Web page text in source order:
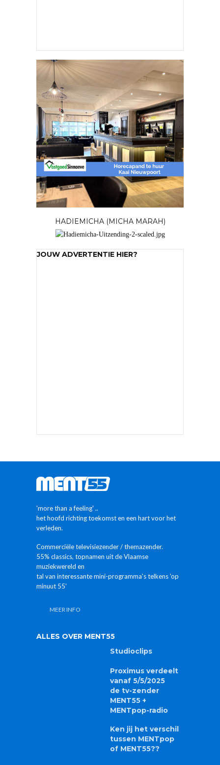
HADIEMICHA (MICHA MARAH)
JOUW ADVERTENTIE HIER?
'more than a feeling' ..
het hoofd richting toekomst en een hart voor het
verleden.
Commerciële televisiezender / themazender.
55% classics, topnamen uit de Vlaamse
muziekwereld en
tal van interessante mini-programma's telkens 'op
minuut 55'
MEER INFO
ALLES OVER MENT55
Studioclips
Proximus verdeelt
vanaf 5/5/2025
de tv-zender
MENT55 +
MENTpop-radio
Ken jij het verschil
tussen MENTpop
of MENT55??